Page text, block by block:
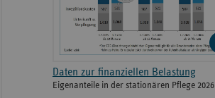
Daten zur finanziellen Belastung
Eigenanteile in der stationären Pflege 2026